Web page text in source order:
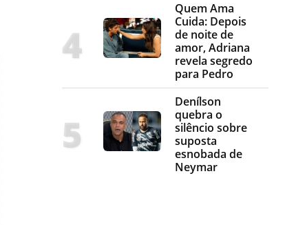
Quem Ama
Cuida: Depois
de noite de
amor, Adriana
revela segredo
para Pedro
Denílson
quebra o
silêncio sobre
suposta
esnobada de
Neymar